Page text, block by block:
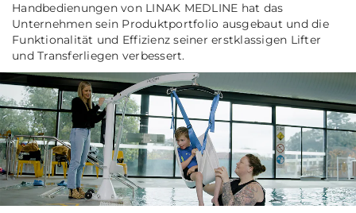
Handbedienungen von LINAK MEDLINE hat das
Unternehmen sein Produktportfolio ausgebaut und die
Funktionalität und Effizienz seiner erstklassigen Lifter
und Transferliegen verbessert.